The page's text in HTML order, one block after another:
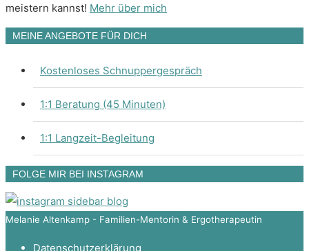
meistern kannst! Mehr über mich
MEINE ANGEBOTE FÜR DICH
Kostenloses Schnuppergespräch
1:1 Beratung (45 Minuten)
1:1 Langzeit-Begleitung
FOLGE MIR BEI INSTAGRAM
Melanie Altenkamp - Familien-Mentorin & Ergotherapeutin
Datenschutzerklärung